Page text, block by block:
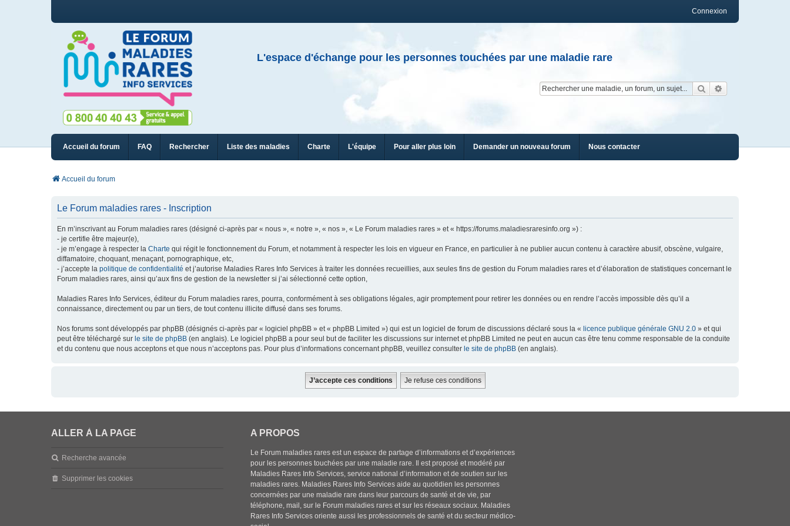
Connexion
L'espace d'échange pour les personnes touchées par une maladie rare
Rechercher
Accueil du forum FAQ Rechercher Liste des maladies Charte L'équipe Pour aller plus loin Demander un nouveau forum Nous contacter
Accueil du forum
Le Forum maladies rares - Inscription
En m’inscrivant au Forum maladies rares (désigné ci-après par « nous », « notre », « nos », « Le Forum maladies rares » et « https://forums.maladiesraresinfo.org ») :
- je certifie être majeur(e),
- je m’engage à respecter la Charte qui régit le fonctionnement du Forum, et notamment à respecter les lois en vigueur en France, en particulier à ne publier aucun contenu à caractère abusif, obscène, vulgaire,
diffamatoire, choquant, menaçant, pornographique, etc,
- j’accepte la politique de confidentialité et j’autorise Maladies Rares Info Services à traiter les données recueillies, aux seules fins de gestion du Forum maladies rares et d’élaboration de statistiques concernant le
Forum maladies rares, ainsi qu’aux fins de gestion de la newsletter si j’ai sélectionné cette option,
Maladies Rares Info Services, éditeur du Forum maladies rares, pourra, conformément à ses obligations légales, agir promptement pour retirer les données ou en rendre l’accès impossible dès qu’il a
connaissance, directement ou par un tiers, de tout contenu illicite diffusé dans ses forums.
Nos forums sont développés par phpBB (désignés ci-après par « logiciel phpBB » et « phpBB Limited ») qui est un logiciel de forum de discussions déclaré sous la « licence publique générale GNU 2.0 » et qui
peut être téléchargé sur le site de phpBB (en anglais). Le logiciel phpBB a pour seul but de faciliter les discussions sur internet et phpBB Limited ne peut en aucun cas être tenu comme responsable de la conduite
et du contenu que nous acceptons et que nous n’acceptons pas. Pour plus d’informations concernant phpBB, veuillez consulter le site de phpBB (en anglais).
ALLER À LA PAGE
Recherche avancée
Supprimer les cookies
A PROPOS
Le Forum maladies rares est un espace de partage d’informations et d’expériences
pour les personnes touchées par une maladie rare. Il est proposé et modéré par
Maladies Rares Info Services, service national d’information et de soutien sur les
maladies rares. Maladies Rares Info Services aide au quotidien les personnes
concernées par une maladie rare dans leur parcours de santé et de vie, par
téléphone, mail, sur le Forum maladies rares et sur les réseaux sociaux. Maladies
Rares Info Services oriente aussi les professionnels de santé et du secteur médico-